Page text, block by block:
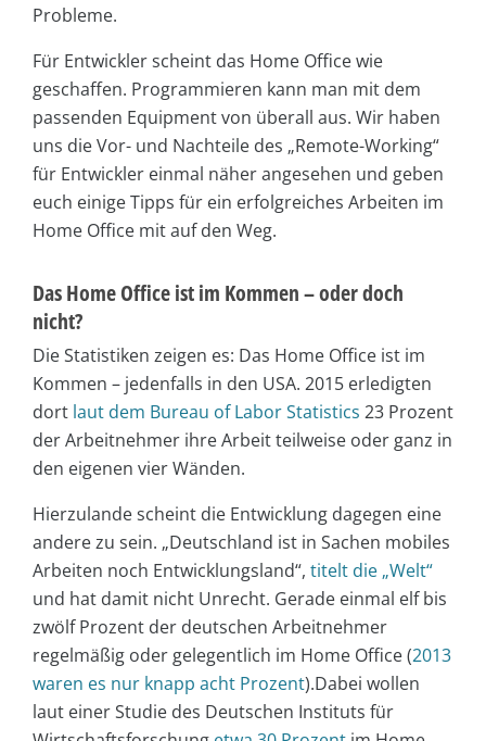
Probleme.
Für Entwickler scheint das Home Office wie
geschaffen. Programmieren kann man mit dem
passenden Equipment von überall aus. Wir haben
uns die Vor- und Nachteile des „Remote-Working“
für Entwickler einmal näher angesehen und geben
euch einige Tipps für ein erfolgreiches Arbeiten im
Home Office mit auf den Weg.
Das Home Office ist im Kommen – oder doch
nicht?
Die Statistiken zeigen es: Das Home Office ist im
Kommen – jedenfalls in den USA. 2015 erledigten
dort laut dem Bureau of Labor Statistics 23 Prozent
der Arbeitnehmer ihre Arbeit teilweise oder ganz in
den eigenen vier Wänden.
Hierzulande scheint die Entwicklung dagegen eine
andere zu sein. „Deutschland ist in Sachen mobiles
Arbeiten noch Entwicklungsland“, titelt die „Welt“
und hat damit nicht Unrecht. Gerade einmal elf bis
zwölf Prozent der deutschen Arbeitnehmer
regelmäßig oder gelegentlich im Home Office (2013
waren es nur knapp acht Prozent).Dabei wollen
laut einer Studie des Deutschen Instituts für